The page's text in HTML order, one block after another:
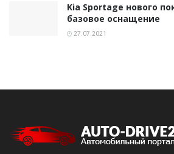
Kia Sportage нового
базовое оснащение
27.07.2021